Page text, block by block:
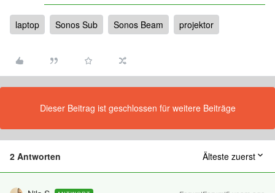
laptop Sonos Sub Sonos Beam projektor
Dieser Beitrag ist geschlossen für weitere Beiträge
2 Antworten Älteste zuerst